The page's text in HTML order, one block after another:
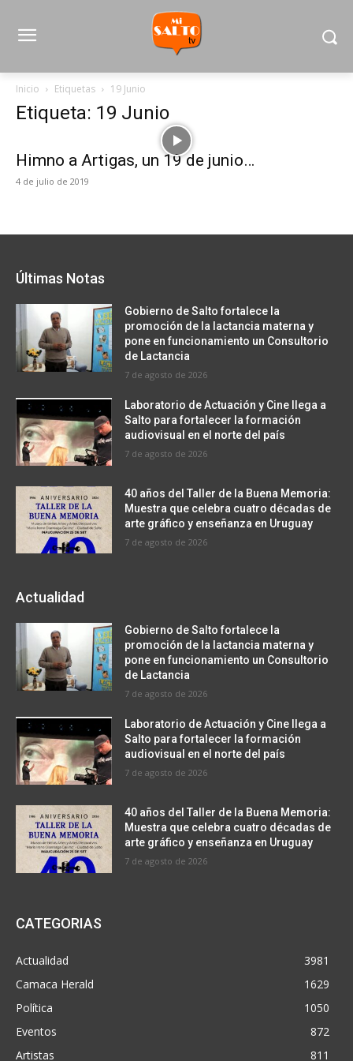
Inicio Etiquetas 19 Junio
Etiqueta: 19 Junio
Himno a Artigas, un 19 de junio…
4 de julio de 2019
Últimas Notas
Gobierno de Salto fortalece la
promoción de la lactancia materna y
pone en funcionamiento un Consultorio
de Lactancia
7 de agosto de 2026
Laboratorio de Actuación y Cine llega a
Salto para fortalecer la formación
audiovisual en el norte del país
7 de agosto de 2026
40 años del Taller de la Buena Memoria:
Muestra que celebra cuatro décadas de
arte gráfico y enseñanza en Uruguay
7 de agosto de 2026
Actualidad
Gobierno de Salto fortalece la
promoción de la lactancia materna y
pone en funcionamiento un Consultorio
de Lactancia
7 de agosto de 2026
Laboratorio de Actuación y Cine llega a
Salto para fortalecer la formación
audiovisual en el norte del país
7 de agosto de 2026
40 años del Taller de la Buena Memoria:
Muestra que celebra cuatro décadas de
arte gráfico y enseñanza en Uruguay
7 de agosto de 2026
CATEGORIAS
Actualidad
3981
Camaca Herald
1629
Política
1050
Eventos
872
Artistas
811